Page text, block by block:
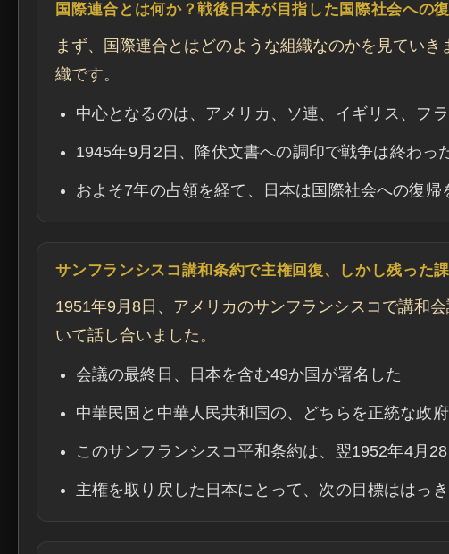
国際連合とは何か？戦後日本が目指した国際社会への
まず、国際連合とはどのような組織なのかを見てい
織です。
中心となるのは、アメリカ、ソ連、イギリス、フ
1945年9月2日、降伏文書への調印で戦争は終わっ
およそ7年の占領を経て、日本は国際社会への復帰
サンフランシスコ講和条約で主権回復、しかし残った
1951年9月8日、アメリカのサンフランシスコで講和
いて話し合いました。
会議の最終日、日本を含む49か国が署名した
中華民国と中華人民共和国の、どちらを正統な政
このサンフランシスコ平和条約は、翌1952年4月
主権を取り戻した日本にとって、次の目標ははっ